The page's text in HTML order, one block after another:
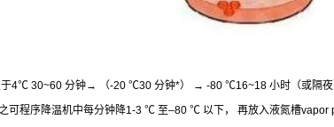
4℃ 30~60 分钟→ （-20 ℃30 分钟*） → -80 ℃16~18 小时（或隔夜
可程序降温机中每分钟降1-3 ℃ 至–80 ℃ 以下， 再放入液氮槽vapor